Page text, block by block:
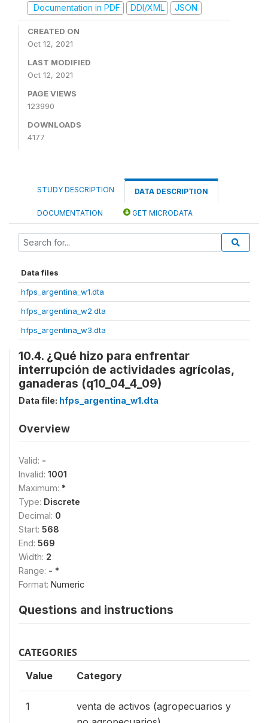
Documentation in PDF
DDI/XML JSON
CREATED ON
Oct 12, 2021
LAST MODIFIED
Oct 12, 2021
PAGE VIEWS
123990
DOWNLOADS
4177
STUDY DESCRIPTION DATA DESCRIPTION
DOCUMENTATION GET MICRODATA
Data files
hfps_argentina_w1.dta
hfps_argentina_w2.dta
hfps_argentina_w3.dta
10.4. ¿Qué hizo para enfrentar
interrupción de actividades agrícolas,
ganaderas (q10_04_4_09)
Data file: hfps_argentina_w1.dta
Overview
Valid: -
Invalid: 1001
Maximum: *
Type: Discrete
Decimal: 0
Start: 568
End: 569
Width: 2
Range: - *
Format: Numeric
Questions and instructions
CATEGORIES
Value Category
1
venta de activos (agropecuarios y